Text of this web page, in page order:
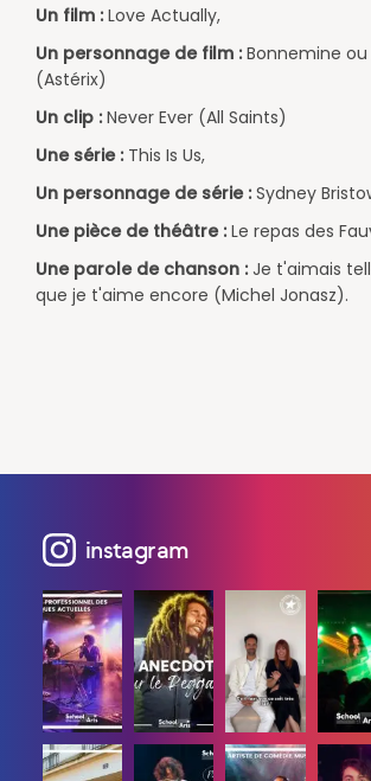
Un film :Love Actually,
Un personnage de film :Bonnemine ou
(Astérix)
Un clip :Never Ever (All Saints)
Une série : This Is Us,
Un personnage de série :Sydney
Une pièce de théâtre :Le repas des
Une parole de chanson :Je t'aimais
que je t'aime encore (Michel Jonasz).
instagram